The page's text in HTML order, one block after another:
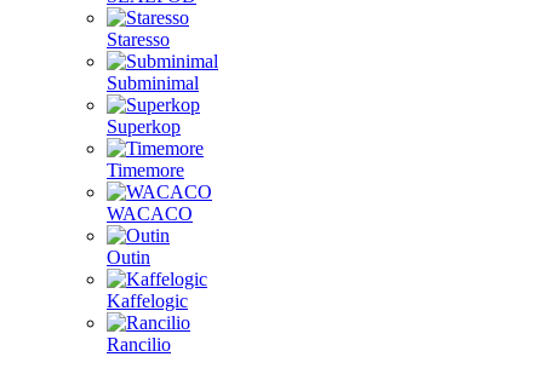
Staresso
Subminimal
Superkop
Timemore
WACACO
Outin
Kaffelogic
Rancilio